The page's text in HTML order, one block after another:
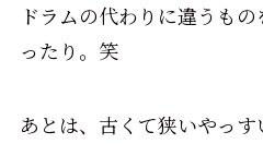
ドラムの代わりに違うも
ったり。笑
あとは、古くて狭いやっ